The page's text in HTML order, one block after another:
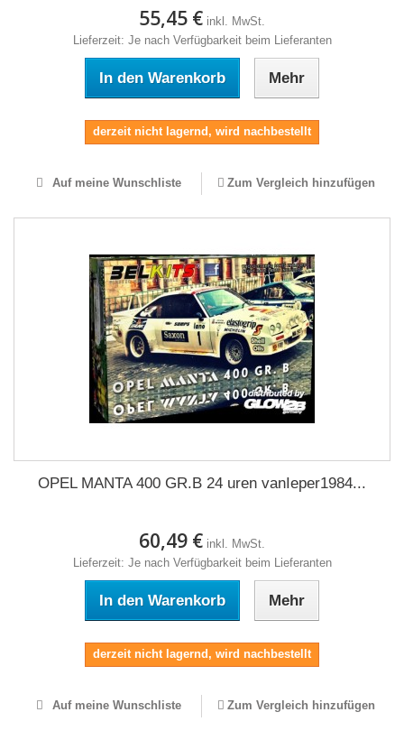
55,45 € inkl. MwSt.
Lieferzeit: Je nach Verfügbarkeit beim Lieferanten
In den Warenkorb Mehr
derzeit nicht lagernd, wird nachbestellt
Auf meine Wunschliste Zum Vergleich hinzufügen
OPEL MANTA 400 GR.B 24 uren vanIeper1984...
60,49 € inkl. MwSt.
Lieferzeit: Je nach Verfügbarkeit beim Lieferanten
In den Warenkorb Mehr
derzeit nicht lagernd, wird nachbestellt
Auf meine Wunschliste Zum Vergleich hinzufügen